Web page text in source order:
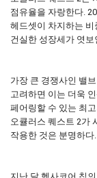
점유율을 자랑한다.
헤드셋이 차지하는 비
건실한 성장세가 엿보
가장 큰 경쟁사인 밸
고려하면 이는 더욱
페어링할 수 있는 최
오큘러스 퀘스트 2가
작용한 것은 분명하다.